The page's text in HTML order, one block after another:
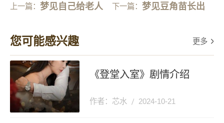
上一篇：梦见自己给老人 下一篇： 梦见豆角苗长出
您可能感兴趣 更多
《登堂入室》剧情介绍
作者：芯水 2024-10-21